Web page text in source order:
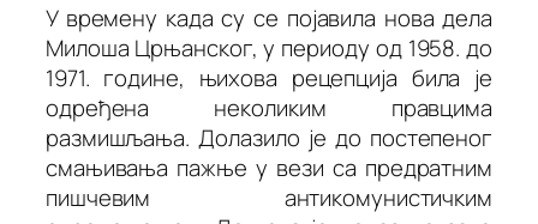
У времену када су се појавила нова дела
Милоша Црњанског, у периоду од 1958. до
1971. године, њихова рецепција била је
одређена неколиким правцима
размишљања. Долазило је до постепеног
смањивања пажње у вези са предратним
пишчевим антикомунистичким